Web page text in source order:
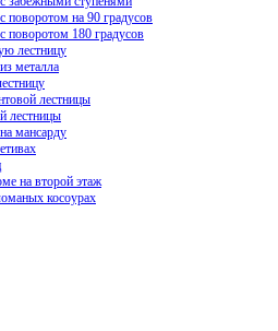
поворотом на 90 градусов
поворотом 180 градусов
лестницу
металла
лестницы
лестницы
мансарду
на второй этаж
косоурах